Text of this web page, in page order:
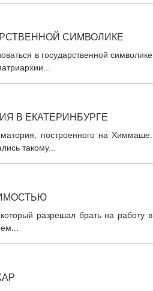
СИМВОЛИКЕ
в государственной символике
В ЕКАТЕРИНБУРГЕ
построенного на Химмаше.
такому...
разрешал брать на работу в